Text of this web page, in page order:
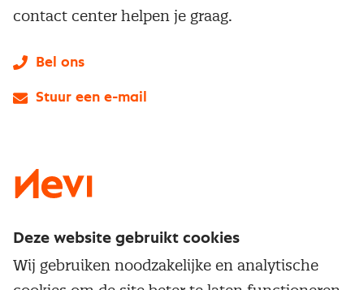
Service & contact
contact center helpen je graag.
Bel ons
Stuur een e-mail
Deze website gebruikt cookies
Wij gebruiken noodzakelijke en analytische